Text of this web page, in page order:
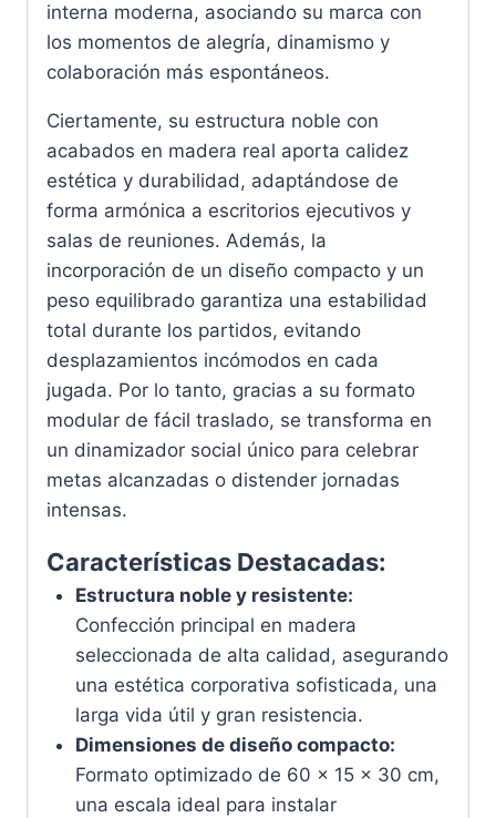
interna moderna, asociando su marca con
los momentos de alegría, dinamismo y
colaboración más espontáneos.
Ciertamente, su estructura noble con
acabados en madera real aporta calidez
estética y durabilidad, adaptándose de
forma armónica a escritorios ejecutivos y
salas de reuniones. Además, la
incorporación de un diseño compacto y un
peso equilibrado garantiza una estabilidad
total durante los partidos, evitando
desplazamientos incómodos en cada
jugada. Por lo tanto, gracias a su formato
modular de fácil traslado, se transforma en
un dinamizador social único para celebrar
metas alcanzadas o distender jornadas
intensas.
Características Destacadas:
Estructura noble y resistente:
Confección principal en madera
seleccionada de alta calidad, asegurando
una estética corporativa sofisticada, una
larga vida útil y gran resistencia.
Dimensiones de diseño compacto:
Formato optimizado de 60 x 15 x 30 cm,
una escala ideal para instalar